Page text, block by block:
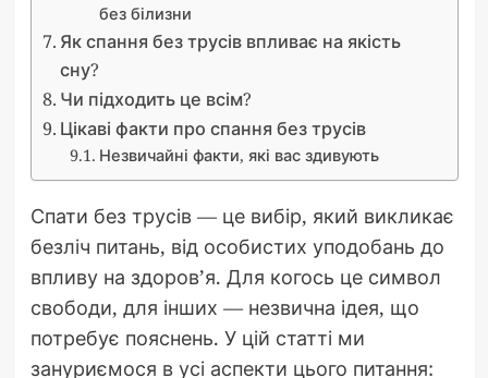
без білизни
Як спання без трусів впливає на якість
сну?
Чи підходить це всім?
Цікаві факти про спання без трусів
Незвичайні факти, які вас здивують
Спати без трусів — це вибір, який викликає
безліч питань, від особистих уподобань до
впливу на здоров’я. Для когось це символ
свободи, для інших — незвична ідея, що
потребує пояснень. У цій статті ми
зануриємося в усі аспекти цього питання: